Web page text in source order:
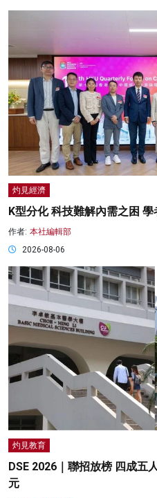
灼見經濟
K型分化 科技難解內需之困
作者: 本社編輯部
2026-08-06
灼見教育
DSE 2026｜聯招放榜 四成五
元